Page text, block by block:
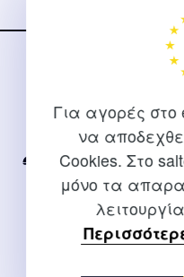
Για αγορές
να
Cookies. Στο
μόνο τα
Για διευκρινίσεις και
2310 267108
info@salto.gr
Αγγελάκη 21,